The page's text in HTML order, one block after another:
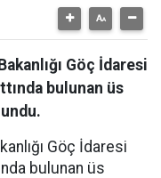
Göç İdaresi
bulunan üs
Göç İdaresi
bulunan üs